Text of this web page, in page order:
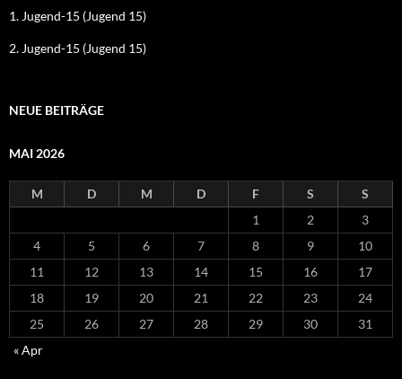
1. Jugend-15 (Jugend 15)
2. Jugend-15 (Jugend 15)
NEUE BEITRÄGE
MAI 2026
M D M D F S
S
1
2
3
4
5 6 7 8 9
10
11
12 13 14 15 16
17
18
19 20 21 22 23
24
25
26 27 28 29 30
31
« Apr